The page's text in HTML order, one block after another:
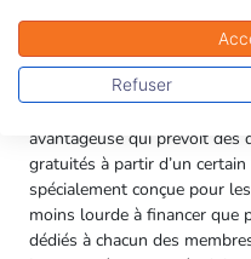
Plus un ménage compte
couverture santé de toute la
à gérer. Certaines
avantageuse qui prévoit des
gratuités à partir d’un
spécialement conçue pour
moins lourde à financer que
dédiés à chacun des
Refuser